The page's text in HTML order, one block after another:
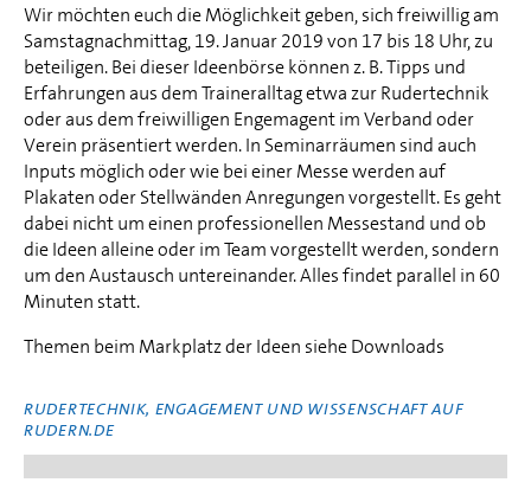
Wir möchten euch die Möglichkeit geben, sich freiwillig am
Samstagnachmittag, 19. Januar 2019 von 17 bis 18 Uhr, zu
beteiligen. Bei dieser Ideenbörse können z. B. Tipps und
Erfahrungen aus dem Traineralltag etwa zur Rudertechnik
oder aus dem freiwilligen Engemagent im Verband oder
Verein präsentiert werden. In Seminarräumen sind auch
Inputs möglich oder wie bei einer Messe werden auf
Plakaten oder Stellwänden Anregungen vorgestellt. Es geht
dabei nicht um einen professionellen Messestand und ob
die Ideen alleine oder im Team vorgestellt werden, sondern
um den Austausch untereinander. Alles findet parallel in 60
Minuten statt.
Themen beim Markplatz der Ideen siehe Downloads
RUDERTECHNIK, ENGAGEMENT UND WISSENSCHAFT AUF
RUDERN.DE